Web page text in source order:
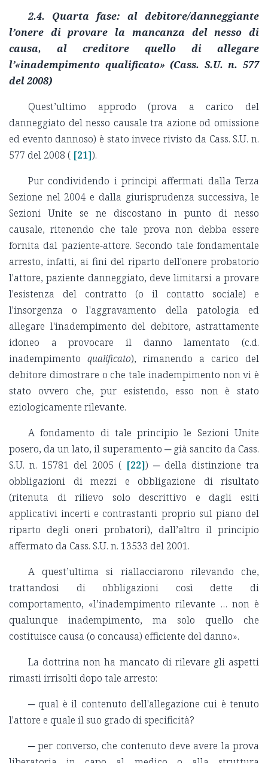
2.4. Quarta fase: al debitore/danneggiante
l’onere di provare la mancanza del nesso di
causa, al creditore quello di allegare
l’«inadempimento qualificato» (Cass. S.U. n. 577
del 2008)
Quest’ultimo approdo (prova a carico del
danneggiato del nesso causale tra azione od omissione
ed evento dannoso) è stato invece rivisto da Cass. S.U. n.
577 del 2008 ( [21]).
Pur condividendo i principi affermati dalla Terza
Sezione nel 2004 e dalla giurisprudenza successiva, le
Sezioni Unite se ne discostano in punto di nesso
causale, ritenendo che tale prova non debba essere
fornita dal paziente-attore. Secondo tale fondamentale
arresto, infatti, ai fini del riparto dell'onere probatorio
l'attore, paziente danneggiato, deve limitarsi a provare
l'esistenza del contratto (o il contatto sociale) e
l'insorgenza o l'aggravamento della patologia ed
allegare l'inadempimento del debitore, astrattamente
idoneo a provocare il danno lamentato (c.d.
inadempimento qualificato), rimanendo a carico del
debitore dimostrare o che tale inadempimento non vi è
stato ovvero che, pur esistendo, esso non è stato
eziologicamente rilevante.
A fondamento di tale principio le Sezioni Unite
posero, da un lato, il superamento ─ già sancito da Cass.
S.U. n. 15781 del 2005 ( [22]) ─ della distinzione tra
obbligazioni di mezzi e obbligazione di risultato
(ritenuta di rilievo solo descrittivo e dagli esiti
applicativi incerti e contrastanti proprio sul piano del
riparto degli oneri probatori), dall’altro il principio
affermato da Cass. S.U. n. 13533 del 2001.
A quest’ultima si riallacciarono rilevando che,
trattandosi di obbligazioni così dette di
comportamento, «l’inadempimento rilevante … non è
qualunque inadempimento, ma solo quello che
costituisce causa (o concausa) efficiente del danno».
La dottrina non ha mancato di rilevare gli aspetti
rimasti irrisolti dopo tale arresto:
─ qual è il contenuto dell'allegazione cui è tenuto
l'attore e quale il suo grado di specificità?
─ per converso, che contenuto deve avere la prova